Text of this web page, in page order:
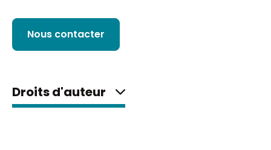
Nous contacter
Droits d'auteur